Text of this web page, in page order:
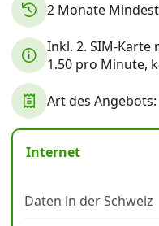
2 Monate
Inkl. 2. SIM-Karte
1.50 pro Minute,
Art des Angebots:
Internet
Daten in der Schweiz